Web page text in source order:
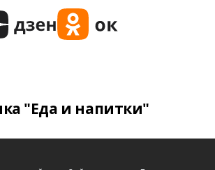
"Еда и напитки"